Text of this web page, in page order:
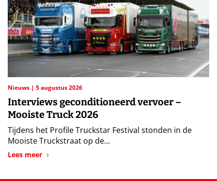
Nieuws 5 augustus 2026
Interviews geconditioneerd vervoer –
Mooiste Truck 2026
Tijdens het Profile Truckstar Festival stonden in de
Mooiste Truckstraat op de...
Lees meer